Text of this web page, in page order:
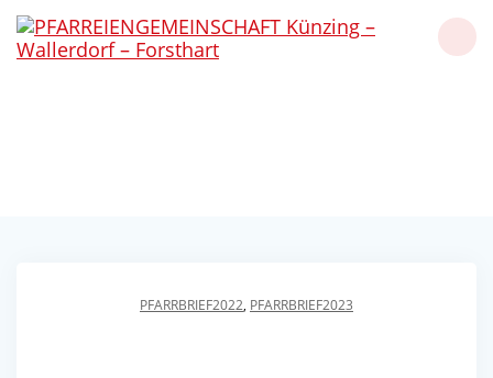
to
PFARRBRIEF2022, PFARRBRIEF2023